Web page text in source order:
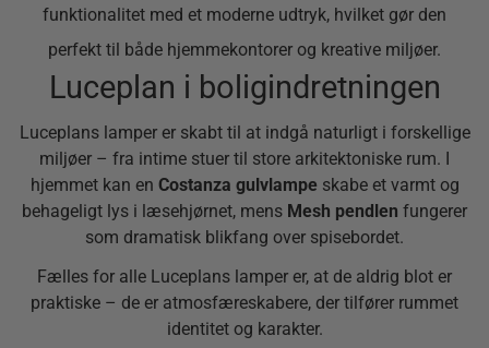
funktionalitet med et moderne udtryk, hvilket gør den
perfekt til både hjemmekontorer og kreative miljøer.
Luceplan i boligindretningen
Luceplans lamper er skabt til at indgå naturligt i forskellige
miljøer – fra intime stuer til store arkitektoniske rum. I
hjemmet kan en Costanza gulvlampe skabe et varmt og
behageligt lys i læsehjørnet, mens Mesh pendlen fungerer
som dramatisk blikfang over spisebordet.
Fælles for alle Luceplans lamper er, at de aldrig blot er
praktiske – de er atmosfæreskabere, der tilfører rummet
identitet og karakter.